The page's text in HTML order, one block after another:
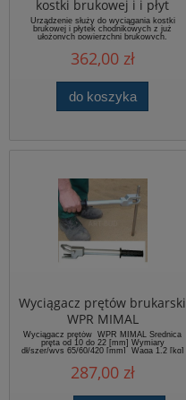
kostki brukowej i i płyt
chodnikowych
Urządzenie służy do wyciągania kostki
brukowej i płytek chodnikowych z już
ułożonych powierzchni brukowych.
naprawach. Waga urządzenia - 5 kg.
362,00 zł
do koszyka
Wyciągacz prętów brukarski
WPR MIMAL
Wyciągacz prętów WPR MIMAL Średnica
pręta od 10 do 22 [mm] Wymiary
dł/szer/wys 65/60/420 [mm] Waga 1,2 [kg]
287,00 zł